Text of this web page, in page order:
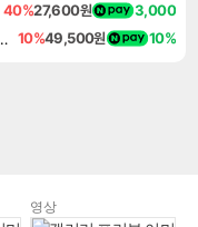
40%27,600원 3,000
Awakening Deluxe Edition 10%49,500원 10%
영상